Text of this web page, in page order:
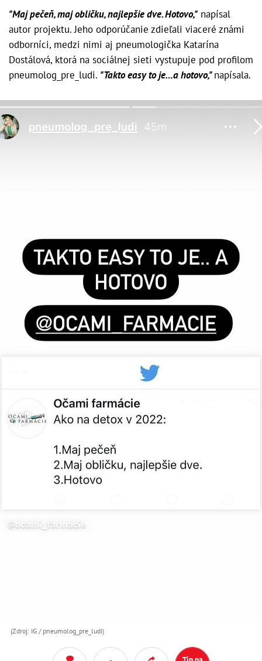
"Maj pečeň, maj obličku, najlepšie dve. Hotovo," napísal
autor projektu. Jeho odporúčanie zdieľali viaceré známi
odborníci, medzi nimi aj pneumologička Katarína
Dostálová, ktorá na sociálnej sieti vystupuje pod profilom
pneumolog_pre_ludi. "Takto easy to je…a hotovo,"napísala.
(Zdroj: IG / pneumolog_pre_ludi)